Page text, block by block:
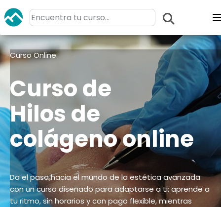
Curso Online
Curso de
Hilos de
colágeno online
Da el paso hacia el mundo de la estética avanzada
con un curso diseñado para adaptarse a ti: aprende a
tu ritmo, sin horarios y con pago flexible, mientras